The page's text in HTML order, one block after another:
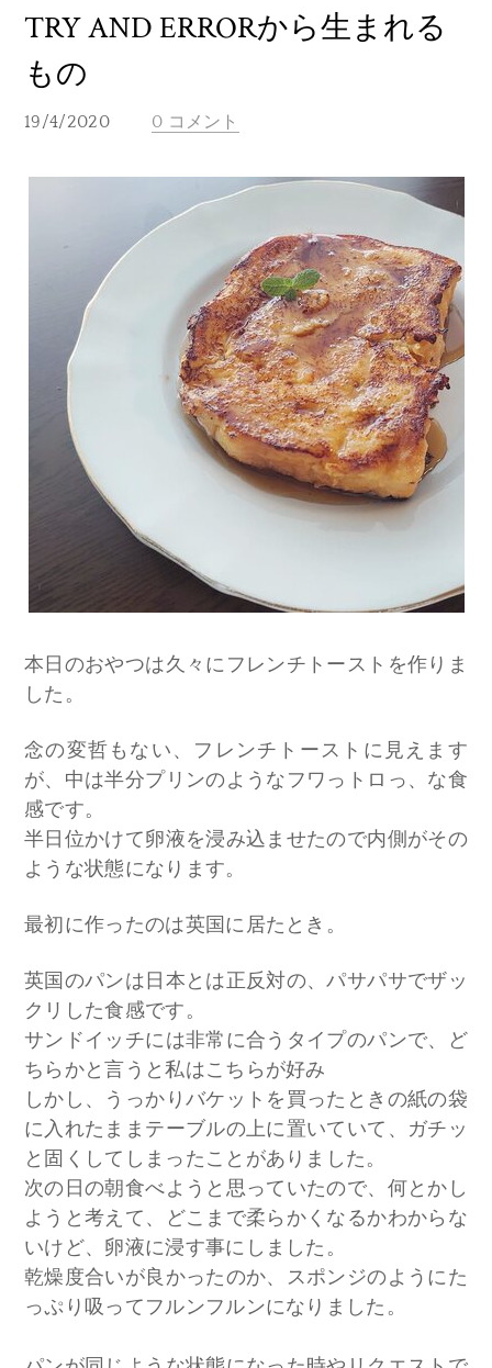
TRY AND ERRORから生まれる
もの
19/4/2020 0 コメント
本日のおやつは久々にフレンチトーストを作りま
した。
念の変哲もない、フレンチトーストに見えます
が、中は半分プリンのようなフワっトロっ、な食
感です。
半日位かけて卵液を浸み込ませたので内側がその
ような状態になります。
最初に作ったのは英国に居たとき。
英国のパンは日本とは正反対の、パサパサでザッ
クリした食感です。
サンドイッチには非常に合うタイプのパンで、ど
ちらかと言うと私はこちらが好み
しかし、うっかりバケットを買ったときの紙の袋
に入れたままテーブルの上に置いていて、ガチッ
と固くしてしまったことがありました。
次の日の朝食べようと思っていたので、何とかし
ようと考えて、どこまで柔らかくなるかわからな
いけど、卵液に浸す事にしました。
乾燥度合いが良かったのか、スポンジのようにた
っぷり吸ってフルンフルンになりました。